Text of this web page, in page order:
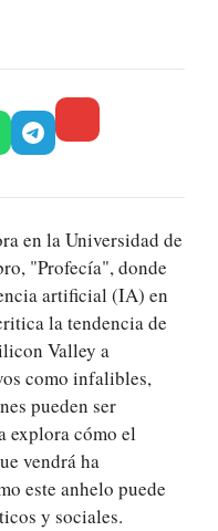
en la Universidad de
"Profecía", donde
artificial (IA) en
la tendencia de
Valley a
como infalibles,
pueden ser
explora cómo el
vendrá ha
este anhelo puede
y sociales.